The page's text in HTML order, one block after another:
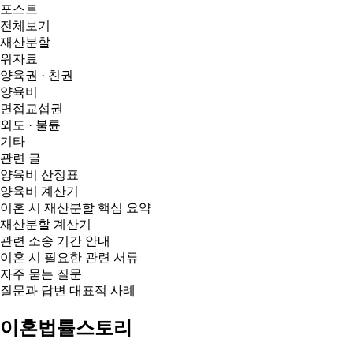
포스트
전체보기
재산분할
위자료
양육권 · 친권
양육비
면접교섭권
외도 · 불륜
기타
관련 글
양육비 산정표
양육비 계산기
이혼 시 재산분할 핵심 요약
재산분할 계산기
관련 소송 기간 안내
이혼 시 필요한 관련 서류
자주 묻는 질문
질문과 답변 대표적 사례
이혼법률스토리